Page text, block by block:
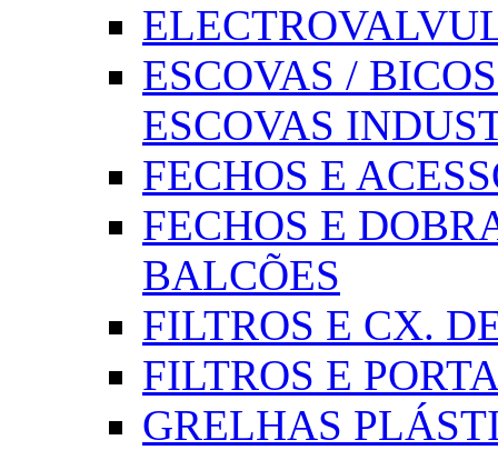
ESCOVAS /
ESCOVAS
FECHOS E
FECHOS E
BALCÕES
FILTROS E CX.
FILTROS E
GRELHAS